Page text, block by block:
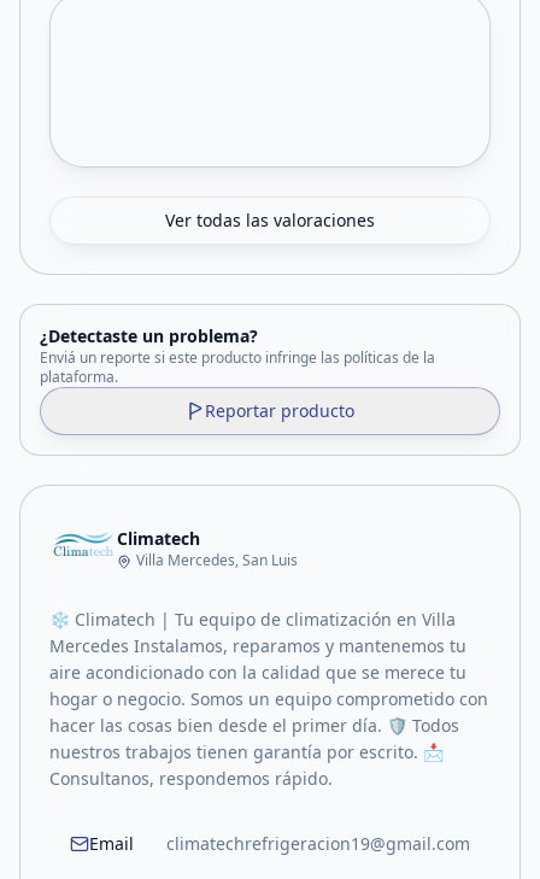
Ver todas las valoraciones
¿Detectaste un problema?
Enviá un reporte si este producto infringe las políticas de la
plataforma.
Reportar producto
Climatech
Villa Mercedes, San Luis
❄️ Climatech | Tu equipo de climatización en Villa
Mercedes Instalamos, reparamos y mantenemos tu
aire acondicionado con la calidad que se merece tu
hogar o negocio. Somos un equipo comprometido con
hacer las cosas bien desde el primer día. 🛡️ Todos
nuestros trabajos tienen garantía por escrito. 📩
Consultanos, respondemos rápido.
Email climatechrefrigeracion19@gmail.com